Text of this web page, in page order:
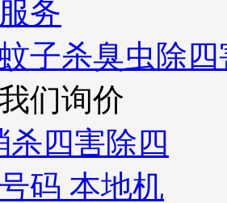
子杀臭虫除
们询价